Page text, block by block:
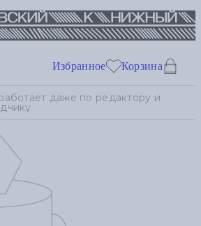
Избранное Корзина